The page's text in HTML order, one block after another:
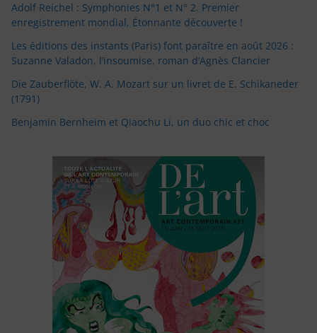
Adolf Reichel : Symphonies N°1 et N° 2. Premier
enregistrement mondial, Étonnante découverte !
Les éditions des instants (Paris) font paraître en août 2026 :
Suzanne Valadon, l’insoumise, roman d’Agnès Clancier
Die Zauberflöte, W. A. Mozart sur un livret de E. Schikaneder
(1791)
Benjamin Bernheim et Qiaochu Li, un duo chic et choc